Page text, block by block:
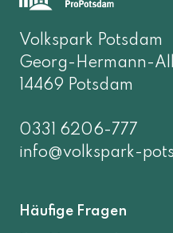
Volkspark Potsdam
Georg-Hermann-
14469 Potsdam
0331 6206-777
info@volkspark-
Häufige Fragen